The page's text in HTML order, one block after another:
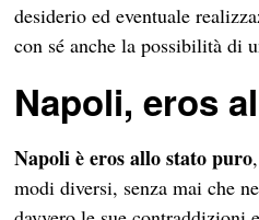
desiderio ed eventuale
con sé anche la possibilità di
Napoli, eros
Napoli è eros allo stato puro
modi diversi, senza mai che